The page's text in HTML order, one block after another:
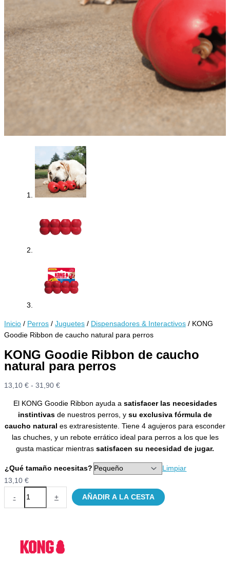
Inicio / Perros / Juguetes / Dispensadores & Interactivos / KONG
Goodie Ribbon de caucho natural para perros
KONG Goodie Ribbon de caucho
natural para perros
13,10 € - 31,90 €Rango
precios:
desde
13,10 €
hasta
31,90 €
El KONG Goodie Ribbon ayuda asatisfacer las necesidades
instintivas de nuestros perros, y su exclusiva fórmula de
caucho natural es extraresistente. Tiene 4 agujeros para esconder
las chuches, y un rebote errático ideal para perros a los que les
gusta masticar mientras satisfacen su necesidad de jugar.
¿Qué tamaño necesitas?
Limpiar
13,10 €
-
Goodie
natural
+ AÑADIR A LA CESTA